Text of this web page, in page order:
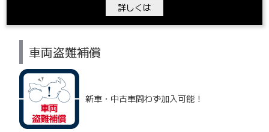
詳しくは
車両盗難補償
新車・中古車問わず加入可能！